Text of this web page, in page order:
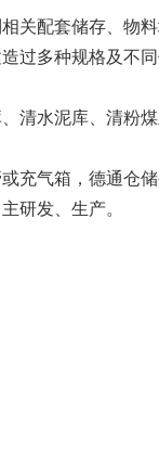
关配套储存、物
过多种规格及不
清水泥库、清粉煤
充气箱，德通仓
研发、生产。